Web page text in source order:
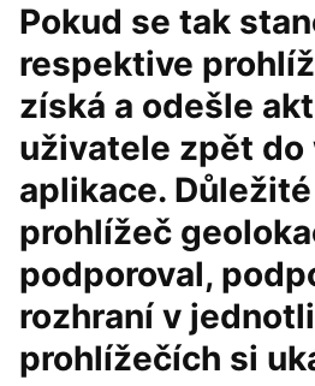
Pokud se tak
respektive
získá a odešle
uživatele zpět do
aplikace.
prohlížeč
podporoval,
rozhraní v
prohlížečích si